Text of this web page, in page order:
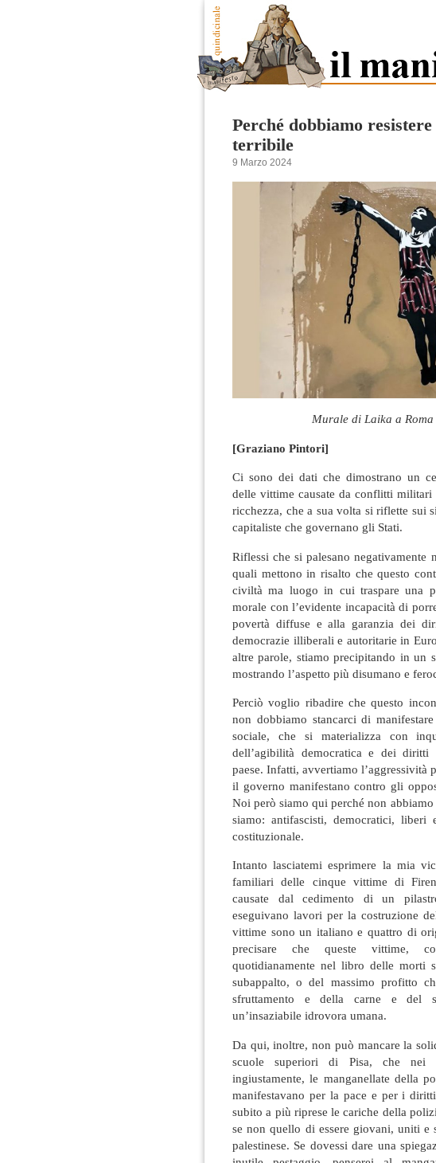
Perché dobbiamo
terribile
9 Marzo 2024
Murale di Laika a
[Graziano Pintori]
Ci sono dei dati che dimostrano un
delle vittime causate da conflitti
ricchezza, che a sua volta si riflette sui
capitaliste che governano gli Stati.
Riflessi che si palesano negativamente
quali mettono in risalto che questo
civiltà ma luogo in cui traspare una
morale con l’evidente incapacità di
povertà diffuse e alla garanzia dei
democrazie illiberali e autoritarie in
altre parole, stiamo precipitando in un
mostrando l’aspetto più disumano e
Perciò voglio ribadire che questo
non dobbiamo stancarci di
sociale, che si materializza con
dell’agibilità democratica e dei
paese. Infatti, avvertiamo l’aggressività
il governo manifestano contro gli
Noi però siamo qui perché non
siamo: antifascisti, democratici, liberi
costituzionale.
Intanto lasciatemi esprimere la mia
familiari delle cinque vittime di
causate dal cedimento di un
eseguivano lavori per la costruzione
vittime sono un italiano e quattro di
precisare che queste vittime,
quotidianamente nel libro delle morti
subappalto, o del massimo profitto
sfruttamento e della carne e del
un’insaziabile idrovora umana.
Da qui, inoltre, non può mancare la
scuole superiori di Pisa, che nei
ingiustamente, le manganellate della
manifestavano per la pace e per i
subito a più riprese le cariche della
se non quello di essere giovani, uniti
palestinese. Se dovessi dare una